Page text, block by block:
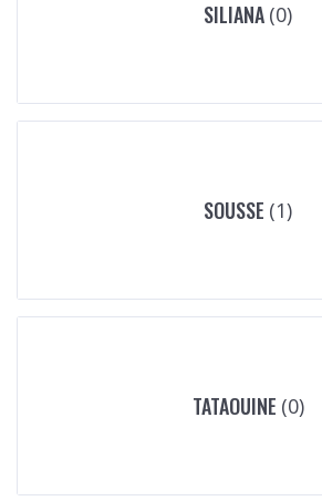
SILIANA (0)
SOUSSE (1)
TATAOUINE (0)